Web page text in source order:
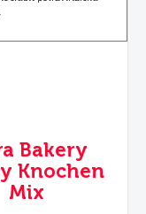
Bakery
Knochen
Mix